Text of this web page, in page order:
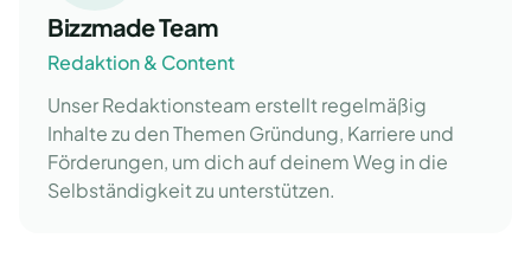
Bizzmade Team
Redaktion & Content
Unser Redaktionsteam erstellt regelmäßig
Inhalte zu den Themen Gründung, Karriere und
Förderungen, um dich auf deinem Weg in die
Selbständigkeit zu unterstützen.